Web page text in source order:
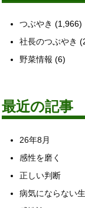
つぶやき (1,966)
社長のつぶやき
野菜情報 (6)
最近の記事
26年8月
感性を磨く
正しい判断
病気にならない